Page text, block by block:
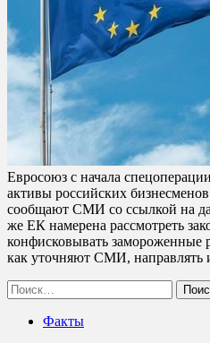
Евросоюз с начала
активы российских
сообщают СМИ со ссылкой на
же ЕК намерена рассмотреть
конфисковывать замороженные
как уточняют СМИ,
Найти:
Факты